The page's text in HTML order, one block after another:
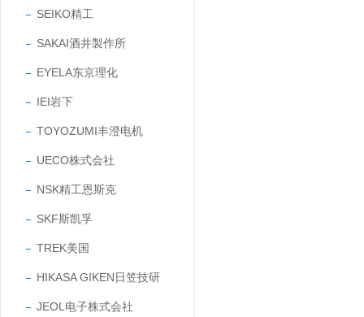
SEIKO精工
SAKAI酒井製作所
EYELA东京理化
IEI岩下
TOYOZUMI丰澄电机
UECO株式会社
NSK精工恩斯克
SKF斯凯孚
TREK美国
HIKASA GIKEN日笠技研
JEOL电子株式会社